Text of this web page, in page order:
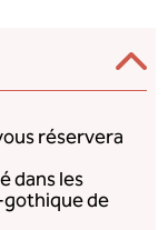
réservera
dans les
gothique de